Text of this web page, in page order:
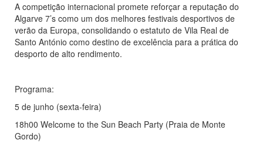
A competição internacional promete reforçar a reputação do
Algarve 7’s como um dos melhores festivais desportivos de
verão da Europa, consolidando o estatuto de Vila Real de
Santo António como destino de excelência para a prática do
desporto de alto rendimento.
Programa:
5 de junho (sexta-feira)
18h00 Welcome to the Sun Beach Party (Praia de Monte
Gordo)